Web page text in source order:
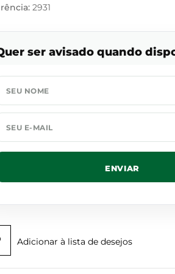
2931
ser avisado quando
ENVIAR
Adicionar à lista de desejos